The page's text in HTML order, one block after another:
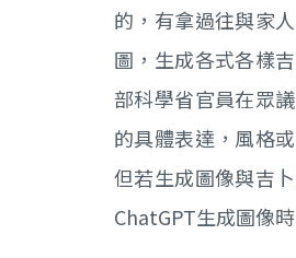
的，有拿過往與家
圖，生成各式各樣
部科學省官員在眾
的具體表達，風格
但若生成圖像與吉
ChatGPT生成圖像